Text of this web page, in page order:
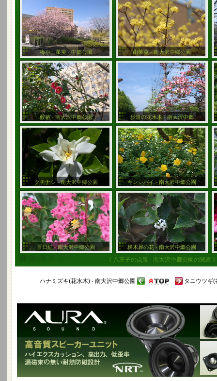
梅や山茱萸 - 中郷公園 山茱萸 - 南大沢中郷公園
藪椿 - 南大沢中郷公園 歩道の花水木 - 南大沢中郷
クチナシ - 南大沢中郷公園 キンシバイ - 南大沢中郷公園
百日紅 - 南大沢中郷公園 柊木犀の花 - 南大沢中郷公園
《 八王子の点景 - 南大沢中郷公園の関連
ハナミズキ(花水木) - 南大沢中郷公園 タニウツギ(